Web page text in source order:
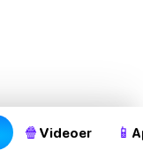
🍿 Videoer 📱